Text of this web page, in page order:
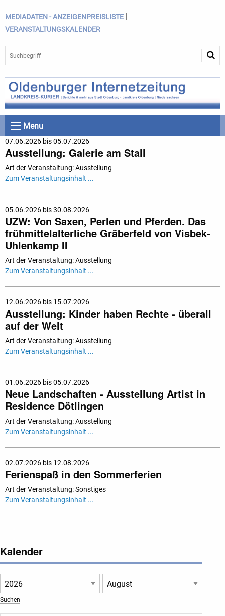
MEDIADATEN - ANZEIGENPREISLISTE |
VERANSTALTUNGSKALENDER
Menu
07.06.2026 bis 05.07.2026
Ausstellung: Galerie am Stall
Art der Veranstaltung: Ausstellung
Zum Veranstaltungsinhalt ...
05.06.2026 bis 30.08.2026
UZW: Von Saxen, Perlen und Pferden. Das
frühmittelalterliche Gräberfeld von Visbek-
Uhlenkamp II
Art der Veranstaltung: Ausstellung
Zum Veranstaltungsinhalt ...
12.06.2026 bis 15.07.2026
Ausstellung: Kinder haben Rechte - überall
auf der Welt
Art der Veranstaltung: Ausstellung
Zum Veranstaltungsinhalt ...
01.06.2026 bis 05.07.2026
Neue Landschaften - Ausstellung Artist in
Residence Dötlingen
Art der Veranstaltung: Ausstellung
Zum Veranstaltungsinhalt ...
02.07.2026 bis 12.08.2026
Ferienspaß in den Sommerferien
Art der Veranstaltung: Sonstiges
Zum Veranstaltungsinhalt ...
Kalender